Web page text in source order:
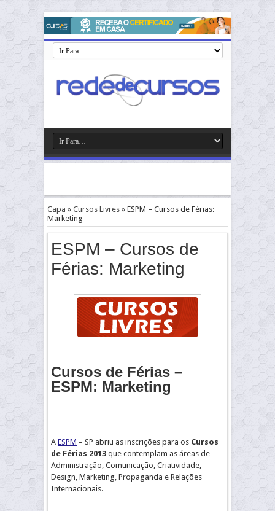
Capa » Cursos Livres » ESPM – Cursos de Férias:
Marketing
ESPM – Cursos de
Férias: Marketing
Cursos de Férias –
ESPM: Marketing
A ESPM – SP abriu as inscrições para os Cursos
de Férias 2013 que contemplam as áreas de
Administração, Comunicação, Criatividade,
Design, Marketing, Propaganda e Relações
Internacionais.